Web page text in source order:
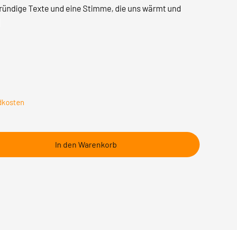
Texte und eine Stimme, die uns wärmt und
In den Warenkorb